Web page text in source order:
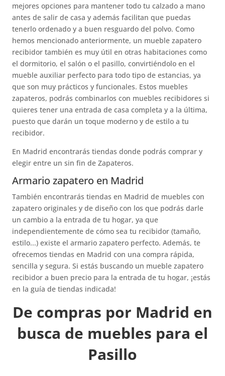
mejores opciones para mantener todo tu calzado a mano
antes de salir de casa y además facilitan que puedas
tenerlo ordenado y a buen resguardo del polvo. Como
hemos mencionado anteriormente, un mueble zapatero
recibidor también es muy útil en otras habitaciones como
el dormitorio, el salón o el pasillo, convirtiéndolo en el
mueble auxiliar perfecto para todo tipo de estancias, ya
que son muy prácticos y funcionales. Estos muebles
zapateros, podrás combinarlos con muebles recibidores si
quieres tener una entrada de casa completa y a la última,
puesto que darán un toque moderno y de estilo a tu
recibidor.
En Madrid encontrarás tiendas donde podrás comprar y
elegir entre un sin fin de Zapateros.
Armario zapatero en Madrid
También encontrarás tiendas en Madrid de muebles con
zapatero originales y de diseño con los que podrás darle
un cambio a la entrada de tu hogar, ya que
independientemente de cómo sea tu recibidor (tamaño,
estilo...) existe el armario zapatero perfecto. Además, te
ofrecemos tiendas en Madrid con una compra rápida,
sencilla y segura. Si estás buscando un mueble zapatero
recibidor a buen precio para la entrada de tu hogar, ¡estás
en la guía de tiendas indicada!
De compras por Madrid en
busca de muebles para el
Pasillo